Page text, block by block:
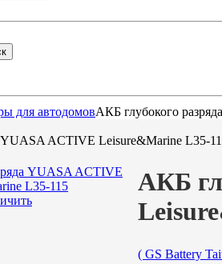
для автодомовАКБ глубокого
YUASA ACTIVE Leisure&Marine L35-
АКБ
( GS Battery